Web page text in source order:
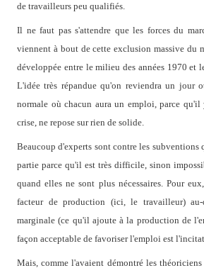
de travailleurs peu qualifiés.
Il ne faut pas s'attendre que les forces du
viennent à bout de cette exclusion massive du
développée entre le milieu des années 1970 et
L'idée très répandue qu'on reviendra un jour
normale où chacun aura un emploi, parce
crise, ne repose sur rien de solide.
Beaucoup d'experts sont contre les subventions
partie parce qu'il est très difficile, sinon
quand elles ne sont plus nécessaires. Pour
facteur de production (ici, le travailleur)
marginale (ce qu'il ajoute à la production de
façon acceptable de favoriser l'emploi est
Mais, comme l'avaient démontré les